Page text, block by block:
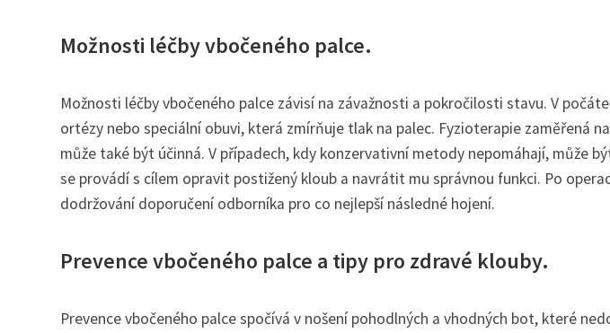
Možnosti léčby vbočeného palce.
Možnosti léčby vbočeného palce závisí na závažnosti a pokročilosti stavu. V
ortézy nebo speciální obuvi, která zmírňuje tlak na palec. Fyzioterapie zaměřená
může také být účinná. V případech, kdy konzervativní metody nepomáhají, může
se provádí s cílem opravit postižený kloub a navrátit mu správnou funkci. Po
dodržování doporučení odborníka pro co nejlepší následné hojení.
Prevence vbočeného palce a tipy pro zdravé klouby.
Prevence vbočeného palce spočívá v nošení pohodlných a vhodných bot, které